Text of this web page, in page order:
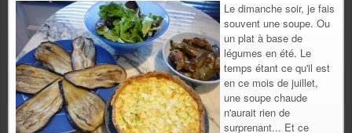
Le dimanche soir, je fais
souvent une soupe. Ou
un plat à base de
légumes en été. Le
temps étant ce qu'il est
en ce mois de juillet,
une soupe chaude
n'aurait rien de
surprenant... Et ce